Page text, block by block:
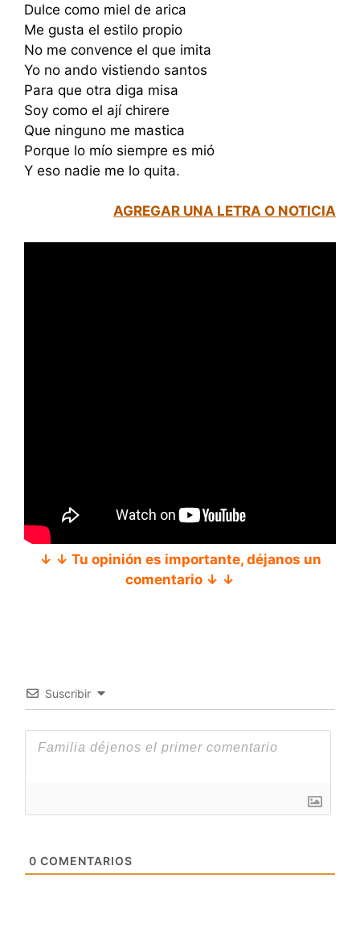
Dulce como miel de arica
Me gusta el estilo propio
No me convence el que imita
Yo no ando vistiendo santos
Para que otra diga misa
Soy como el ají chirere
Que ninguno me mastica
Porque lo mío siempre es mió
Y eso nadie me lo quita.
AGREGAR UNA LETRA O NOTICIA
↓ ↓ Tu opinión es importante, déjanos un
comentario ↓ ↓
Suscribir
0 COMENTARIOS